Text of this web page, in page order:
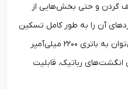
و حتی بخش‌هایی از
آن را به طور کامل تسکین
دهد. از قابلیت‌های این دستگاه می‌توان به باتری ۲۲۰۰ میلی‌آمپر
رباتیک، قابلیت